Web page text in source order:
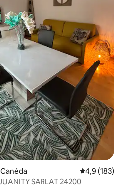
Priemerné
4,9 (183)
SARLAT 24200